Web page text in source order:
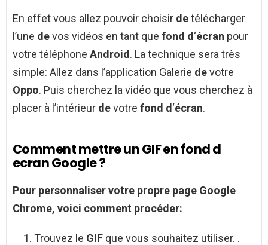
En effet vous allez pouvoir choisir detélécharger
l’une devos vidéos en tant que fond d‘écran pour
votre téléphone Android. La technique sera très
simple: Allez dans l’application Galerie devotre
Oppo. Puis cherchez la vidéo que vous cherchez à
placer à l’intérieur devotre fond d‘écran.
Comment mettre un GIF en fond d
ecran Google ?
Pour personnaliser votre propre page Google
Chrome, voici comment procéder:
Trouvez le GIF que vous souhaitez utiliser. .